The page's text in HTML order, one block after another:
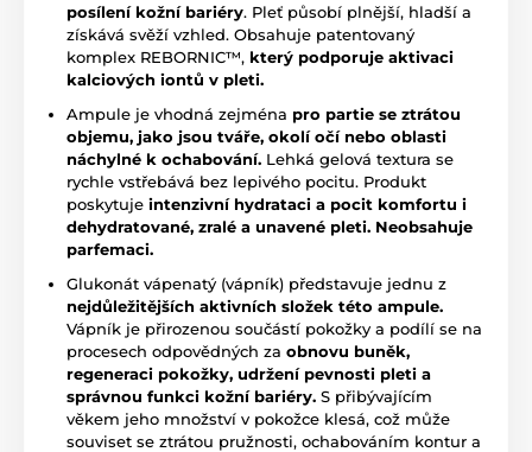
posílení kožní bariéry. Pleť působí plnější, hladší a
získává svěží vzhled. Obsahuje patentovaný
komplex REBORNIC™, který podporuje aktivaci
kalciových iontů v pleti.
Ampule je vhodná zejména pro partie se ztrátou
objemu, jako jsou tváře, okolí očí nebo oblasti
náchylné k ochabování. Lehká gelová textura se
rychle vstřebává bez lepivého pocitu. Produkt
poskytuje intenzivní hydrataci a pocit komfortu i
dehydratované, zralé a unavené pleti. Neobsahuje
parfemaci.
Glukonát vápenatý (vápník) představuje jednu z
nejdůležitějších aktivních složek této ampule.
Vápník je přirozenou součástí pokožky a podílí se na
procesech odpovědných za obnovu buněk,
regeneraci pokožky, udržení pevnosti pleti a
správnou funkci kožní bariéry. S přibývajícím
věkem jeho množství v pokožce klesá, což může
souviset se ztrátou pružnosti, ochabováním kontur a